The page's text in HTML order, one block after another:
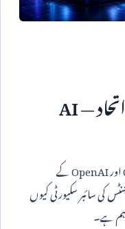
—
AI
اورOpenAIکے
کی سائبر سکیورٹی کیوں
ہے۔